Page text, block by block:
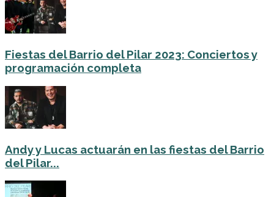
Fiestas del Barrio del Pilar 2023: Conciertos y
programación completa
Andy y Lucas actuarán en las fiestas del Barrio
del Pilar...